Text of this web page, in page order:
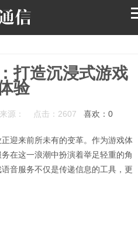
产品
方案
支持
我们
打造沉浸式游戏
验
来源： 点击：2607喜欢：0
迎来前所未有的变革。作为游戏体
在这一浪潮中扮演着举足轻重的角
音服务不仅是传递信息的工具，更